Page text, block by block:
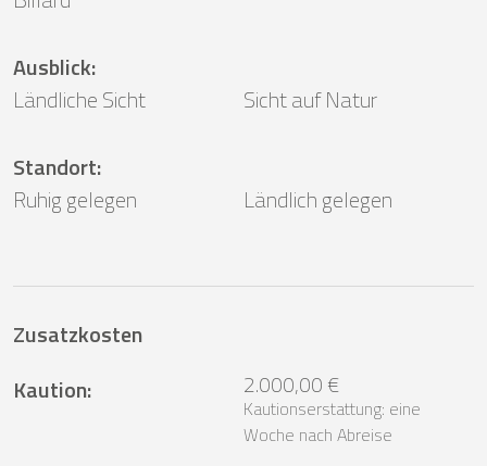
Ausblick:
Ländliche Sicht
Sicht auf Natur
Standort:
Ruhig gelegen
Ländlich gelegen
Zusatzkosten
Kaution: 2.000,00 €
Kautionserstattung: eine
Woche nach Abreise